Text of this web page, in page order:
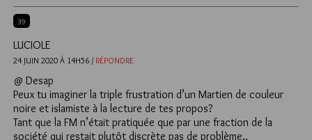
39
LUCIOLE
24 JUIN 2020 À 14H56 / RÉPONDRE
@ Desap
Peux tu imaginer la triple frustration d’un Martien de couleur
noire et islamiste à la lecture de tes propos?
Tant que la FM n’était pratiquée que par une fraction de la
société qui restait plutôt discrète pas de problème..